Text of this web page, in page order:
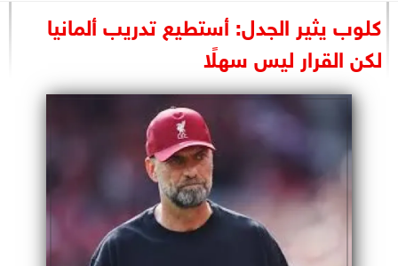
الرئاسة
البرلمان
الوزارات
الأحزاب
دين وفتاوى
كلوب يثير الجدل: أستطيع تدريب ألمانيا
لكن القرار ليس سهلًا